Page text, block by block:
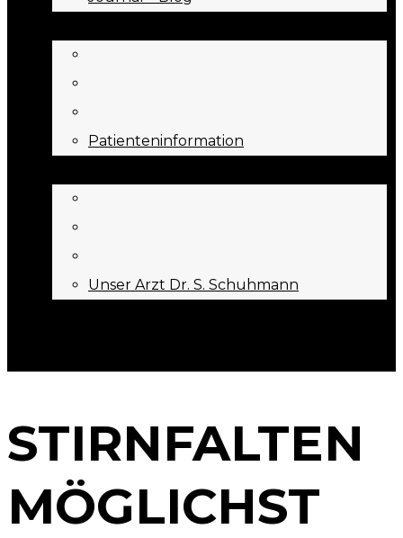
Patienteninformation
Unser Arzt Dr. S. Schuhmann
STIRNFALTEN
MÖGLICHST